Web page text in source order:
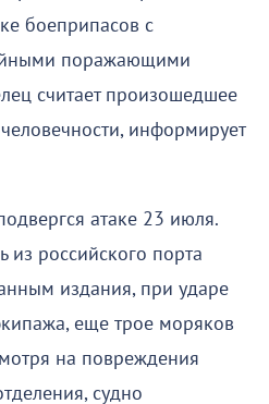
боеприпасов с
поражающими
считает произошедшее
информирует
атаке 23 июля.
из российского порта
издания, при ударе
еще трое моряков
на повреждения
судно